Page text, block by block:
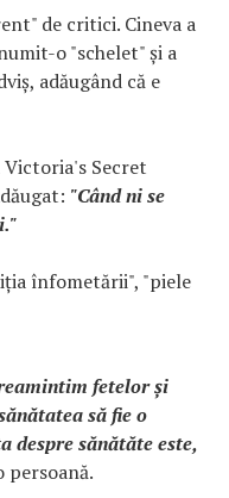
de critici. Cineva a
o "schelet" și a
adăugând că e
Secret
"Când ni se
înfometării", "piele
fetelor și
să fie o
sănătăte este,
persoană.